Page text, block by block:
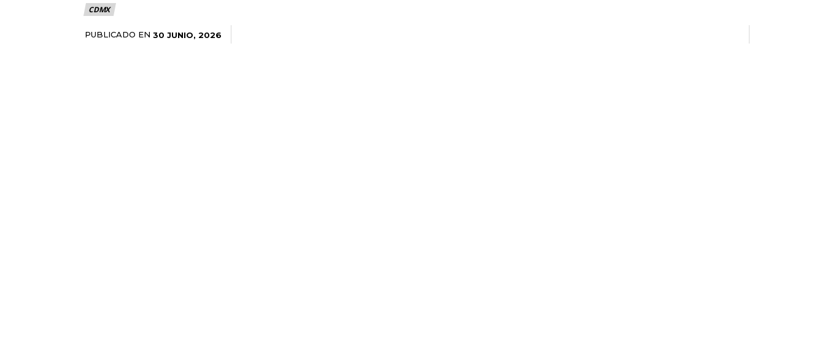
CDMX
PUBLICADO EN 30 JUNIO, 2026